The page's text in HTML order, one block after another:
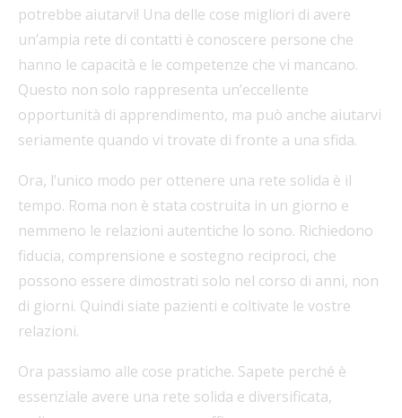
potrebbe aiutarvi! Una delle cose migliori di avere
un’ampia rete di contatti è conoscere persone che
hanno le capacità e le competenze che vi mancano.
Questo non solo rappresenta un’eccellente
opportunità di apprendimento, ma può anche aiutarvi
seriamente quando vi trovate di fronte a una sfida.
Ora, l’unico modo per ottenere una rete solida è il
tempo. Roma non è stata costruita in un giorno e
nemmeno le relazioni autentiche lo sono. Richiedono
fiducia, comprensione e sostegno reciproci, che
possono essere dimostrati solo nel corso di anni, non
di giorni. Quindi siate pazienti e coltivate le vostre
relazioni.
Ora passiamo alle cose pratiche. Sapete perché è
essenziale avere una rete solida e diversificata,